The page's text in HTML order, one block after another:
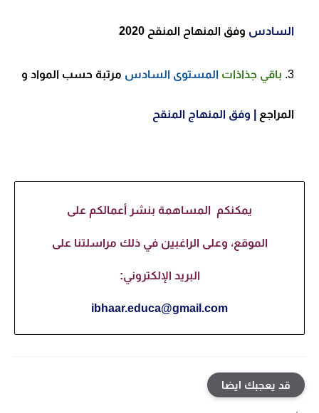
السادس وفق المنهاح المنقح 2020
باقي جذاذات المستوى السادس مرتبة حسب المواد و
المراجع | وفق المنهاج المنقح
يمكنكم المساهمة بنشر أعمالكم على
الموقع، وعلى الراغبين في ذلك مراسلتنا على
البريد الإلكتروني:
ibhaar.educa@gmail.com
قد يعجبك ايضا